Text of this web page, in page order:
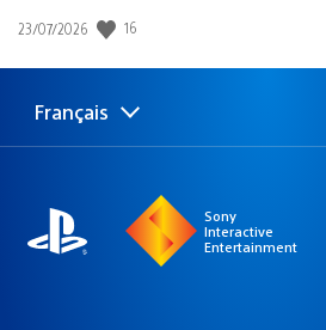
Date
publication
23/07/2026 16
Choisir
une
Région
actuelle
Français
Sony
Interactive
Entertainment